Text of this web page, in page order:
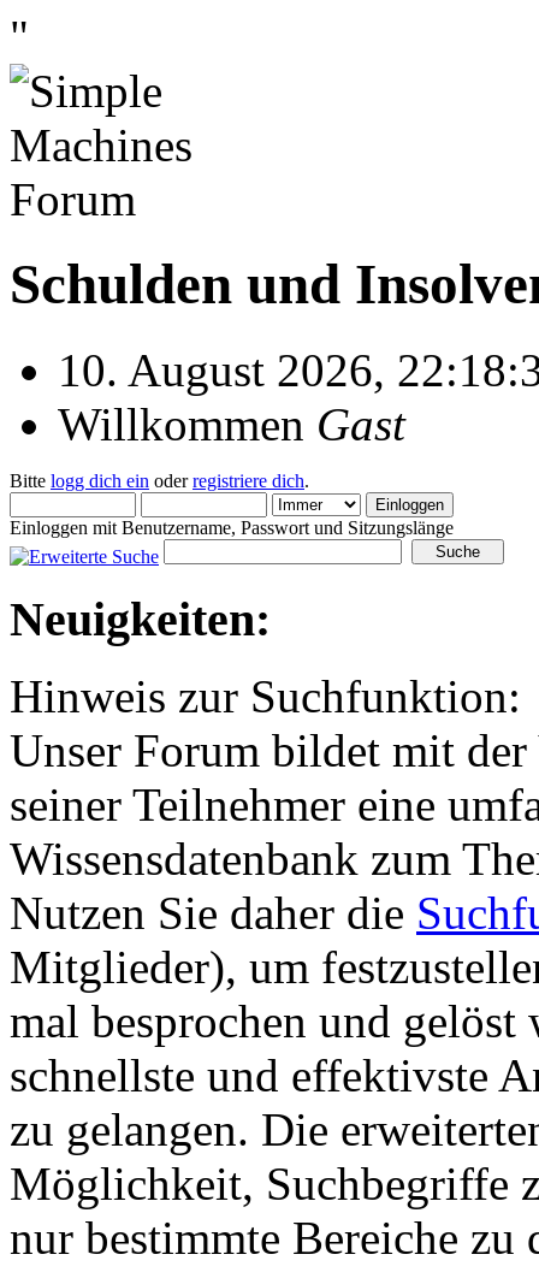
"
Schulden und
10. August 2026,
Willkommen Gast
Bitte logg dich ein oderregistriere dich.
Einloggen mit Benutzername, Passwort und Sitzungslänge
Neuigkeiten:
Hinweis zur Suchfunktion:
Unser Forum bildet mit
seiner Teilnehmer eine
Wissensdatenbank zum
Nutzen Sie daher die
Mitglieder), um
mal besprochen und
schnellste und effektivste
zu gelangen. Die
Möglichkeit, Suchbegriffe
nur bestimmte Bereiche zu